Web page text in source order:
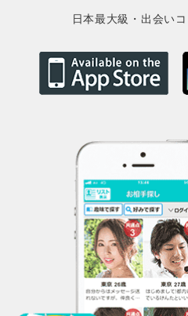
日本最大級・出会い